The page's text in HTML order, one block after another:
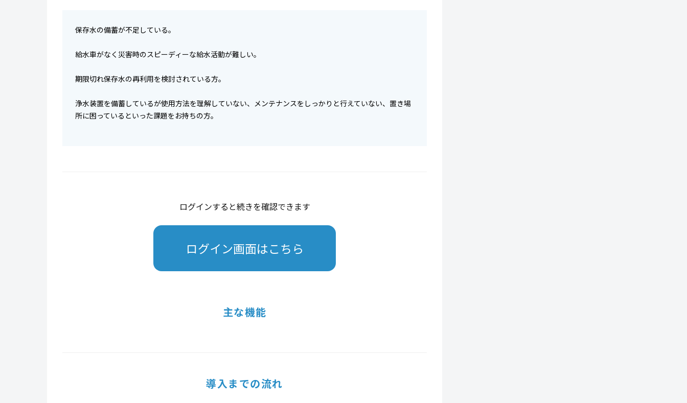
保存水の備蓄が不足している。
給水車がなく災害時のスピーディーな給水活動が難しい。
期限切れ保存水の再利用を検討されている方。
浄水装置を備蓄しているが使用方法を理解していない、メンテナンスをしっかりと行えていない、置き場
所に困っているといった課題をお持ちの方。
ログインすると続きを確認できます
ログイン画面はこちら
主な機能
導入までの流れ